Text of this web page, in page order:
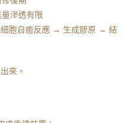
滲透有限
胞自癒反應 → 生成膠原 → 結
來。